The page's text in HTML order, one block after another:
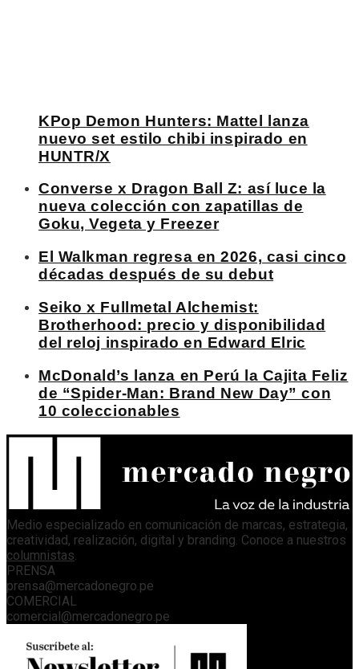
KPop Demon Hunters: Mattel lanza
nuevo set estilo chibi inspirado en
HUNTR/X
Converse x Dragon Ball Z: así luce la
nueva colección con zapatillas de
Goku, Vegeta y Freezer
El Walkman regresa en 2026, casi cinco
décadas después de su debut
Seiko x Fullmetal Alchemist:
Brotherhood: precio y disponibilidad
del reloj inspirado en Edward Elric
McDonald’s lanza en Perú la Cajita Feliz
de “Spider-Man: Brand New Day” con
10 coleccionables
Medio especializado en comunicación de marcas, estrategia,
creatividad, realización, digital y branding. Conoce a nuestros
columnistas.
PRENSA
prensa@mercadonegro.pe
COMERCIAL
comercial@mercadonegro.pe